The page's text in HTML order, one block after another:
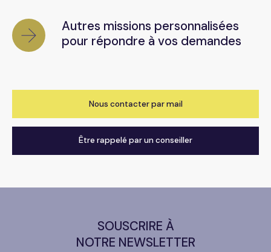
Autres missions personnalisées
pour répondre à vos demandes
Nous contacter par mail
Être rappelé par un conseiller
SOUSCRIRE À
NOTRE NEWSLETTER